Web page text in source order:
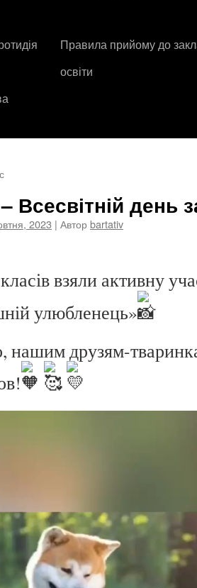
Правила прийому до
освіти
Всесвітній день
2023 | Авторbartativ
взяли активну
улюбленець»
нашим друзям-